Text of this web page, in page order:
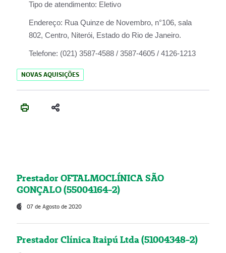
Tipo de atendimento: Eletivo
Endereço: Rua Quinze de Novembro, n°106, sala
802, Centro, Niterói, Estado do Rio de Janeiro.
Telefone: (021) 3587-4588 / 3587-4605 / 4126-1213
NOVAS AQUISIÇÕES
Prestador OFTALMOCLÍNICA SÃO
GONÇALO (55004164-2)
07 de Agosto de 2020
Prestador Clínica Itaipú Ltda (51004348-2)